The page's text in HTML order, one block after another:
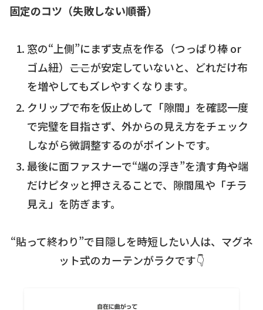
固定のコツ（失敗しない順番）
窓の“上側”にまず支点を作る（つっぱり棒 or
ゴム紐）――ここが安定していないと、どれだけ布
を増やしてもズレやすくなります。
クリップで布を仮止めして「隙間」を確認――一度
で完璧を目指さず、外からの見え方をチェック
しながら微調整するのがポイントです。
最後に面ファスナーで“端の浮き”を潰す――角や端
だけピタッと押さえることで、隙間風や「チラ
見え」を防ぎます。
“貼って終わり”で目隠しを時短したい人は、マグネ
ット式のカーテンがラクです👇